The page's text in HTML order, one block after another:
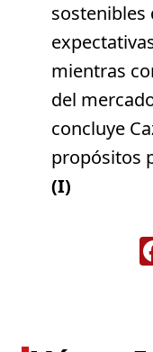
sostenibles
mientras
del
concluye
propósitos
(I)